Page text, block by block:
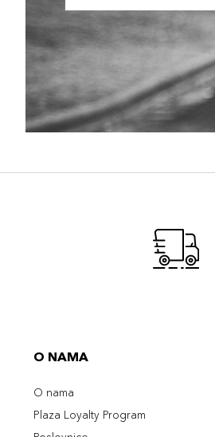
O NAMA
O nama
Plaza Loyalty Program